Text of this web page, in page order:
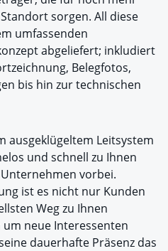
sorgen. All diese
umfassenden
abgeliefert; inkludiert
Belegfotos,
bis hin zur technischen
ausgeklügeltem Leitsystem
und schnell zu Ihnen
vorbei.
ist es nicht nur Kunden
Weg zu Ihnen
neue Interessenten
dauerhafte Präsenz das